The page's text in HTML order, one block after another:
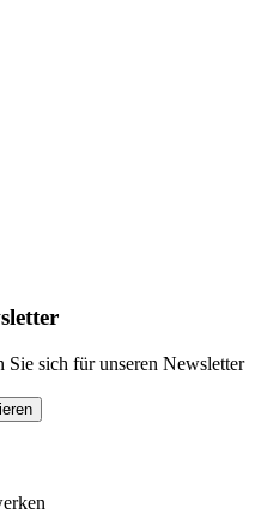
sich für unseren Newsletter